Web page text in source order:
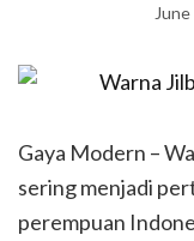
Gaya Modern –
sering menjadi
perempuan